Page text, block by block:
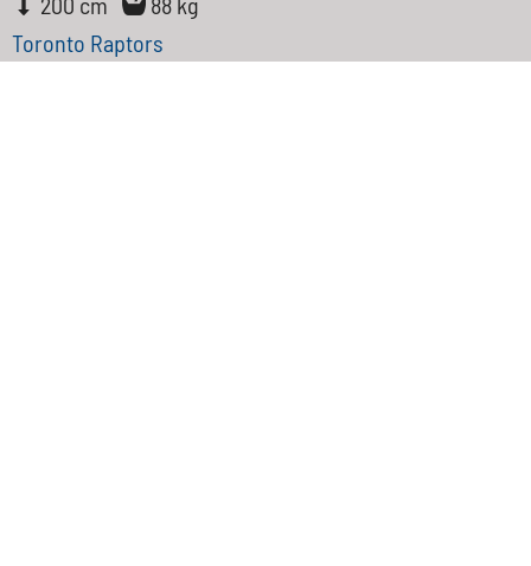
Toronto Raptors